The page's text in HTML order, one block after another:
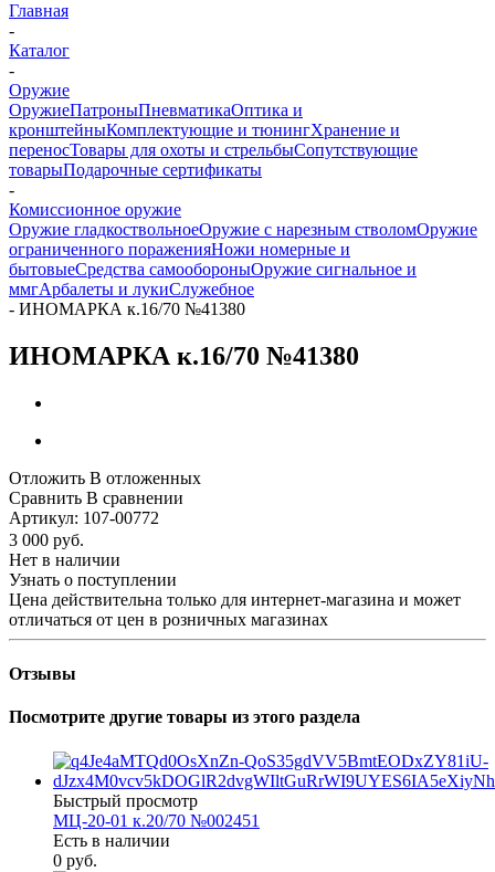
Главная
-
Каталог
-
Оружие
ОружиеПатроныПневматикаОптика и
кронштейныКомплектующие и тюнингХранение и
переносТовары для охоты и стрельбыСопутствующие
товарыПодарочные сертификаты
-
Комиссионное оружие
Оружие гладкоствольноеОружие с нарезным стволомОружие
ограниченного пораженияНожи номерные и
бытовыеСредства самообороныОружие сигнальное и
ммгАрбалеты и лукиСлужебное
- ИНОМАРКА к.16/70 №41380
ИНОМАРКА к.16/70 №41380
Отложить В отложенных
Сравнить В сравнении
Артикул: 107-00772
3 000 руб.
Нет в наличии
Узнать о поступлении
Цена действительна только для интернет-магазина и может
отличаться от цен в розничных магазинах
Отзывы
Посмотрите другие товары из этого раздела
Быстрый просмотр
МЦ-20-01 к.20/70 №002451
Есть в наличии
0 руб.